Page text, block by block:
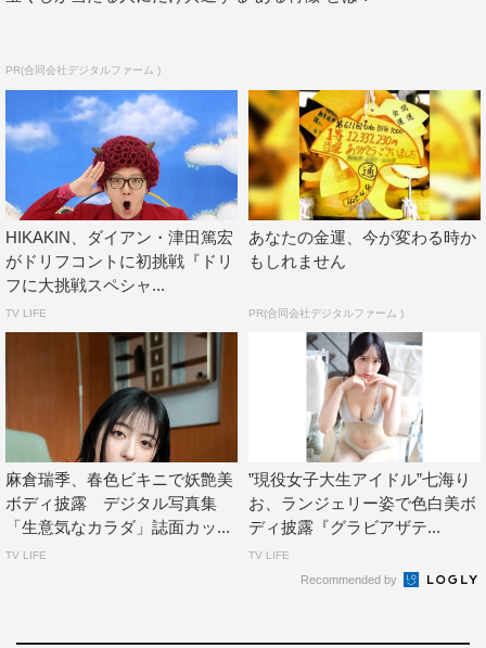
PR(合同会社デジタルファーム )
HIKAKIN、ダイアン・津田篤宏
がドリフコントに初挑戦『ドリ
フに大挑戦スペシャ...
TV LIFE
あなたの金運、今が変わる時か
もしれません
PR(合同会社デジタルファーム )
麻倉瑞季、春色ビキニで妖艶美
ボディ披露 デジタル写真集
「生意気なカラダ」誌面カッ...
TV LIFE
”現役女子大生アイドル”七海り
お、ランジェリー姿で色白美ボ
ディ披露『グラビアザテ...
TV LIFE
Recommended by